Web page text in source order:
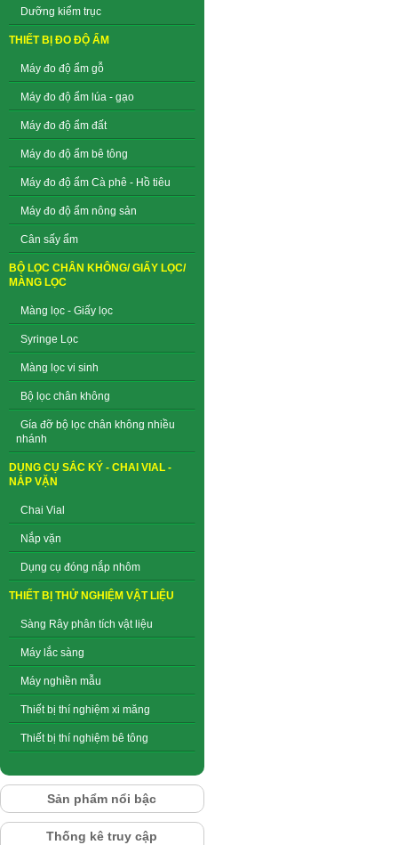
Dưỡng kiểm trục
THIẾT BỊ ĐO ĐỘ ẨM
Máy đo độ ẩm gỗ
Máy đo độ ẩm lúa - gạo
Máy đo độ ẩm đất
Máy đo độ ẩm bê tông
Máy đo độ ẩm Cà phê - Hồ tiêu
Máy đo độ ẩm nông sản
Cân sấy ẩm
BỘ LỌC CHÂN KHÔNG/ GIẤY LỌC/
MÀNG LỌC
Màng lọc - Giấy lọc
Syringe Lọc
Màng lọc vi sinh
Bộ lọc chân không
Gía đỡ bộ lọc chân không nhiều
nhánh
DỤNG CỤ SẮC KÝ - CHAI VIAL -
NẮP VẶN
Chai Vial
Nắp vặn
Dụng cụ đóng nắp nhôm
THIẾT BỊ THỬ NGHIỆM VẬT LIỆU
Sàng Rây phân tích vật liệu
Máy lắc sàng
Máy nghiền mẫu
Thiết bị thí nghiệm xi măng
Thiết bị thí nghiệm bê tông
Sản phẩm nổi bậc
Thống kê truy cập